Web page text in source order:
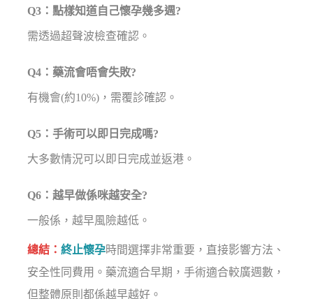
Q3：點樣知道自己懷孕幾多週?
需透過超聲波檢查確認。
Q4：藥流會唔會失敗?
有機會(約10%)，需覆診確認。
Q5：手術可以即日完成嗎?
大多數情況可以即日完成並返港。
Q6：越早做係咪越安全?
一般係，越早風險越低。
總結：終止懷孕時間選擇非常重要，直接影響方法、
安全性同費用。藥流適合早期，手術適合較廣週數，
但整體原則都係越早越好。